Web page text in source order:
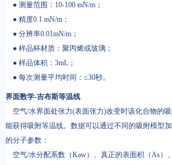
● 测量范围：10-100 mN/m；
● 精度0.1 mN/m；
● 分辨率0.01mN/m；
● 样品杯材质：聚丙烯或玻璃；
● 样品体积：3mL；
● 每次测量平均时间：≤30秒。
界面数学-吉布斯等温线
空气/水界面处张力(表面张力)改变时该化合物的
能获得吸附等温线。数据可以通过不同的吸附模型
的分子参数：
空气/水分配系数（Kaw）、真正的表面积（As）